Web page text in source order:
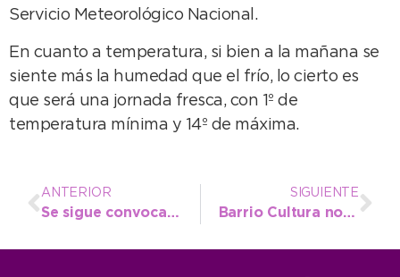
Servicio Meteorológico Nacional.
En cuanto a temperatura, si bien a la mañana se
siente más la humedad que el frío, lo cierto es
que será una jornada fresca, con 1º de
temperatura mínima y 14º de máxima.
ANTERIOR
Se sigue convocando a la población para vacunarse contra la gripe
SIGUIENTE
Barrio Cultura no se detiene en las vacaciones